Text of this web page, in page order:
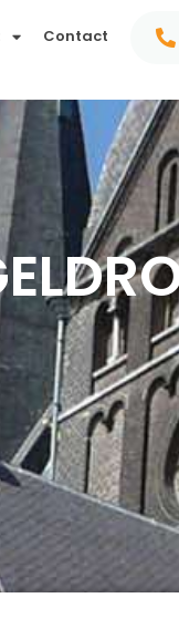
Contact